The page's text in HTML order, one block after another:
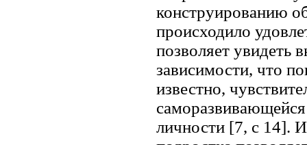
конструированию
происходило
позволяет увидеть
зависимости, что
известно,
личности [7, c 14].